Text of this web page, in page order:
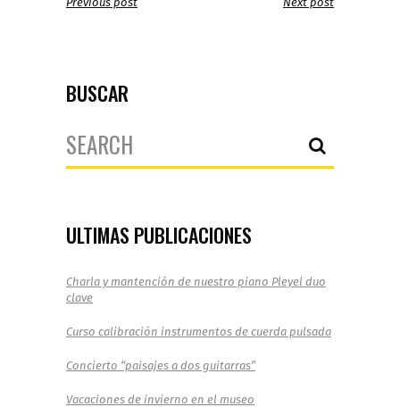
BUSCAR
Search
for:
ULTIMAS PUBLICACIONES
Charla y mantención de nuestro piano Pleyel duo
clave
Curso calibración instrumentos de cuerda pulsada
Concierto “paisajes a dos guitarras”
Vacaciones de invierno en el museo